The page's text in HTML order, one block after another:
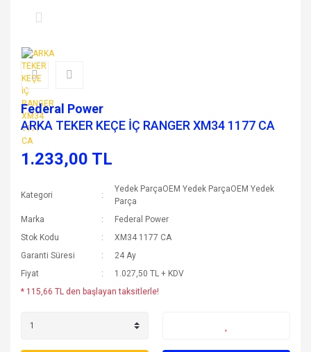
Federal Power
ARKA TEKER KEÇE İÇ RANGER XM34 1177 CA
1.233,00 TL
Kategori
Yedek ParçaOEM Yedek ParçaOEM Yedek
Parça
Marka
Federal Power
Stok Kodu
XM34 1177 CA
Garanti Süresi
24 Ay
Fiyat
1.027,50 TL + KDV
* 115,66 TL den başlayan taksitlerle!